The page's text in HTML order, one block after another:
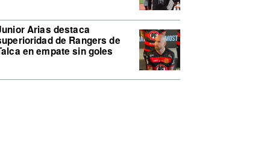
Arias destaca
de Rangers de
en empate sin goles